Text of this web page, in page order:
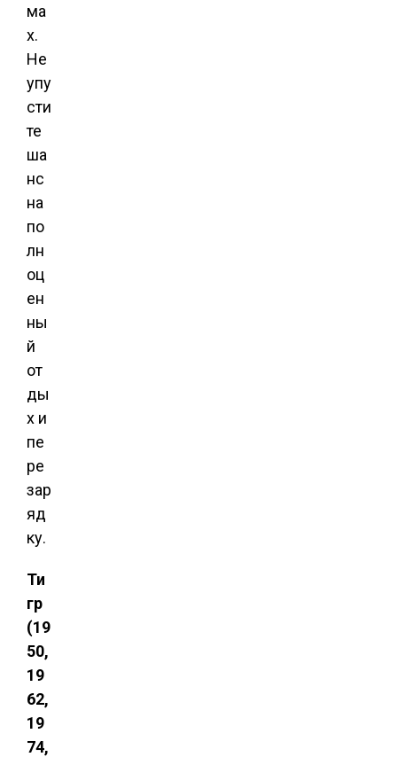
ма
х.
Не
упу
сти
те
ша
нс
на
по
лн
оц
ен
ны
й
от
ды
х и
пе
ре
зар
яд
ку.
Ти
гр
(19
50,
19
62,
19
74,